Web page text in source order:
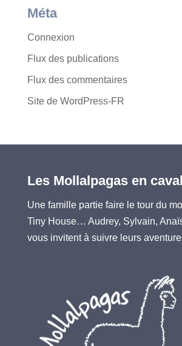
Méta
Connexion
Flux des publications
Flux des commentaires
Site de WordPress-FR
Les Mollalpagas en
Une famille partie faire le tour du
Tiny House… Audrey, Sylvain,
vous invitent à suivre leurs